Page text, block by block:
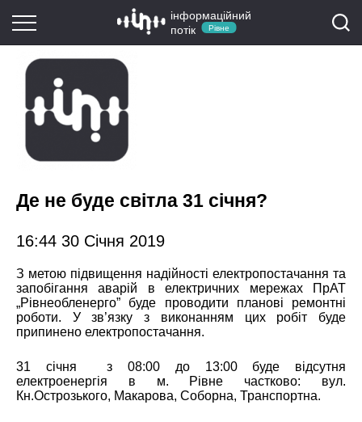
інформаційний
потік
Рівне
Де не буде світла 31 січня?
16:44 30 Січня 2019
З метою підвищення надійності електропостачання та
запобігання аварій в електричних мережах ПрАТ
„Рівнеобленерго” буде проводити планові ремонтні
роботи. У зв’язку з виконанням цих робіт буде
припинено електропостачання.
31 січня з 08:00 до 13:00 буде відсутня
електроенергія в м. Рівне частково: вул.
Кн.Острозького, Макарова, Соборна, Транспортна.